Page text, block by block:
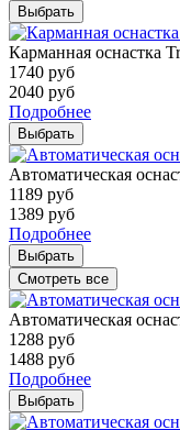
Выбрать
Карманная оснастка
1740 руб
2040 руб
Подробнее
Выбрать
Автоматическая
1189 руб
1389 руб
Подробнее
Выбрать
Смотреть все
Автоматическая
1288 руб
1488 руб
Подробнее
Выбрать